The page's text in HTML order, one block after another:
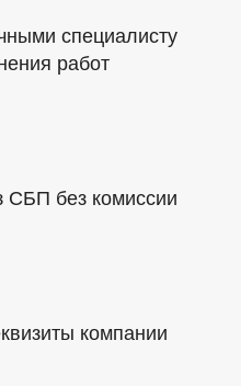
специалисту
работ
СБП без комиссии
компании